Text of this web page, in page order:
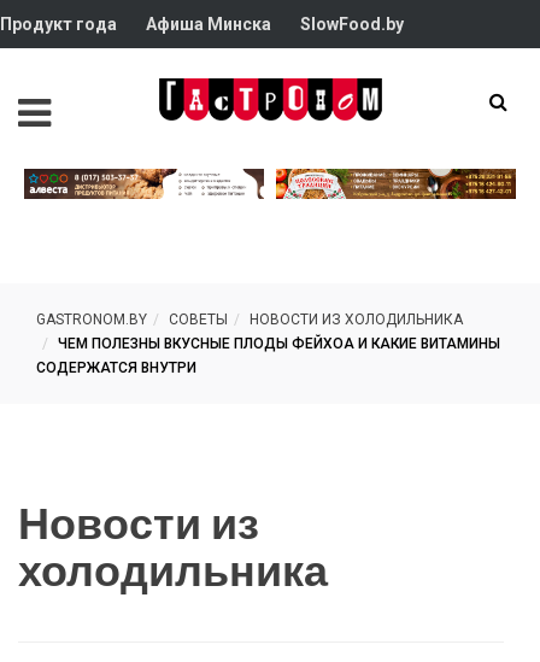
Продукт года Афиша Минска SlowFood.by
GASTRONOM.BY СОВЕТЫ
НОВОСТИ ИЗ ХОЛОДИЛЬНИКА
ЧЕМ ПОЛЕЗНЫ ВКУСНЫЕ ПЛОДЫ ФЕЙХОА И КАКИЕ ВИТАМИНЫ
СОДЕРЖАТСЯ ВНУТРИ
Новости из
холодильника